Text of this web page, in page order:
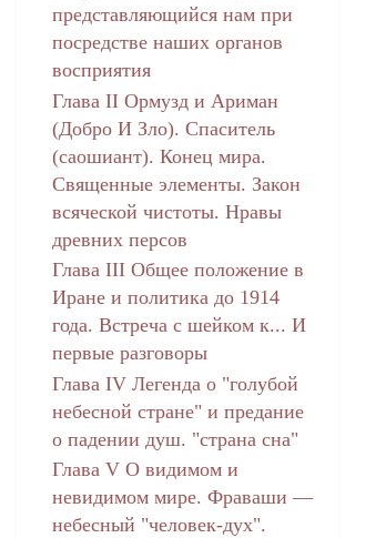
представляющийся нам при
посредстве наших органов
восприятия
Глава II Ормузд и Ариман
(Добро И Зло). Спаситель
(саошиант). Конец мира.
Священные элементы. Закон
всяческой чистоты. Нравы
древних персов
Глава III Общее положение в
Иране и политика до 1914
года. Встреча с шейком к... И
первые разговоры
Глава IV Легенда о "голубой
небесной стране" и предание
о падении душ. "страна сна"
Глава V О видимом и
невидимом мире. Фраваши —
небесный "человек-дух".